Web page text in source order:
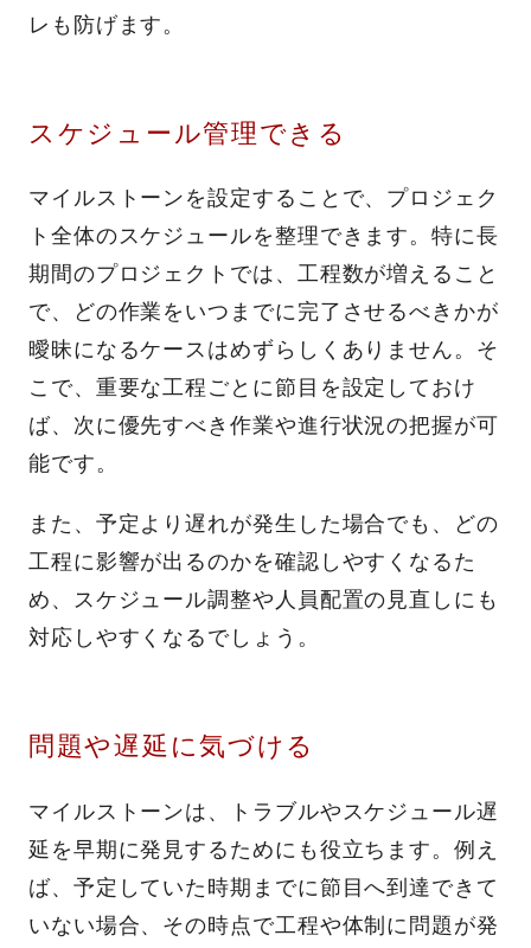
レも防げます。
スケジュール管理できる
マイルストーンを設定することで、プロジェク
ト全体のスケジュールを整理できます。特に長
期間のプロジェクトでは、工程数が増えること
で、どの作業をいつまでに完了させるべきかが
曖昧になるケースはめずらしくありません。そ
こで、重要な工程ごとに節目を設定しておけ
ば、次に優先すべき作業や進行状況の把握が可
能です。
また、予定より遅れが発生した場合でも、どの
工程に影響が出るのかを確認しやすくなるた
め、スケジュール調整や人員配置の見直しにも
対応しやすくなるでしょう。
問題や遅延に気づける
マイルストーンは、トラブルやスケジュール遅
延を早期に発見するためにも役立ちます。例え
ば、予定していた時期までに節目へ到達できて
いない場合、その時点で工程や体制に問題が発